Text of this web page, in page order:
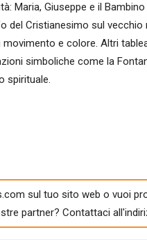
Maria, Giuseppe e il
del Cristianesimo sul vecchio
e colore. Altri
simboliche come la
spirituale.
sul tuo sito web o vuoi
partner? Contattaci